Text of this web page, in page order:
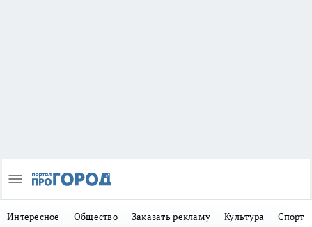
Интересное Общество Заказать рекламу Культура Спорт